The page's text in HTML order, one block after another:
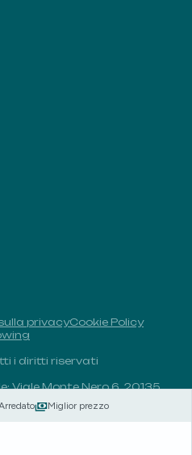
Miglior prezzo
privacyCookie Policy
i diritti riservati
Viale Monte Nero 6, 20135,
- R.E.A.: MI-1838078 -
euro i.v.